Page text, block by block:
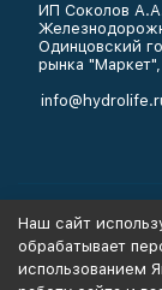
ИП Соколов
Одинцовский
рынка
Информация
Наш сайт
обрабатывает
использованием